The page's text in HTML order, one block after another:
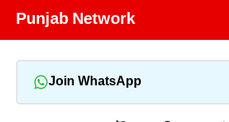
Skip
Punjab Network
Join WhatsApp